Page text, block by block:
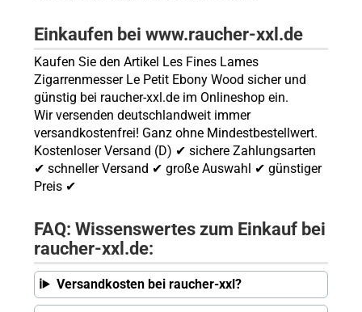
Einkaufen bei www.raucher-xxl.de
Kaufen Sie den Artikel Les Fines Lames
Zigarrenmesser Le Petit Ebony Wood sicher und
günstig bei raucher-xxl.de im Onlineshop ein.
Wir versenden deutschlandweit immer
versandkostenfrei! Ganz ohne Mindestbestellwert.
Kostenloser Versand (D) ✔ sichere Zahlungsarten
✔ schneller Versand ✔ große Auswahl ✔ günstiger
Preis ✔
FAQ: Wissenswertes zum Einkauf bei
raucher-xxl.de:
Versandkosten bei raucher-xxl?